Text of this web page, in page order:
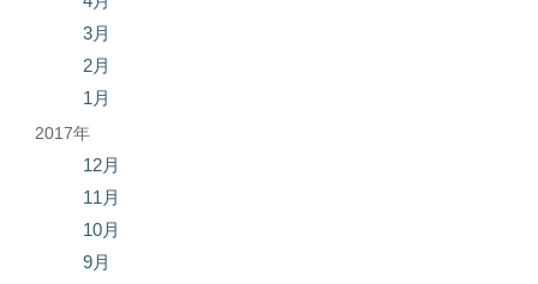
3月
2月
1月
2017年
12月
11月
10月
9月